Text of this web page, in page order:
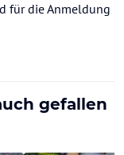
für die Anmeldung